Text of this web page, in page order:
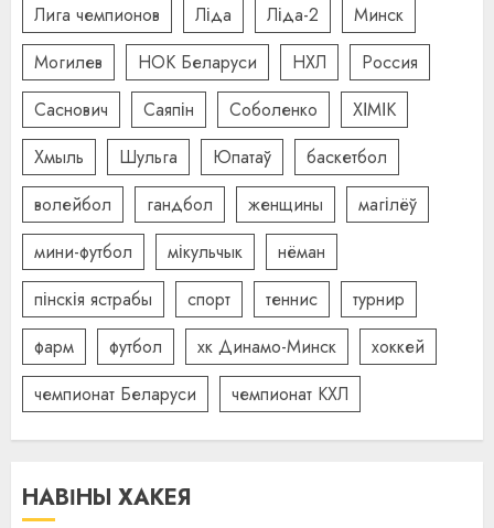
Лига чемпионов
Ліда Ліда-2
Минск
Могилев
НОК Беларуси НХЛ
Россия
Саснович
Саяпін Соболенко
ХІМІК
Хмыль
Шульга Юпатаў
баскетбол
волейбол
гандбол женщины
магілёў
мини-футбол
мікульчык
нёман
пінскія ястрабы
спорт теннис
турнир
фарм
футбол хк Динамо-Минск
хоккей
чемпионат Беларуси
чемпионат КХЛ
НАВІНЫ ХАКЕЯ